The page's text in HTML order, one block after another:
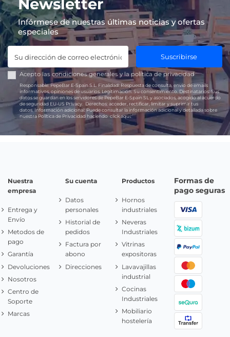
Newsletter
Infórmese de nuestras últimas noticias y ofertas
especiales
Suscribirse
Acepto las condiciones generales y lapolítica de privacidad
Responsable:PepeBar E-Spain S.L. Finalidad: Respuesta de consulta, envío de emails
informativos, opiniones de usuarios. Legitimación: Su consentimiento. Destinatarios: Sus
datos se guardan en los servidores de PepeBar E-Spain SL y asociados, acogido al acuerdo
de seguridad EU-US Privacy.
Derechos: acceder, rectificar, limitar y suprimir tus
datos. Información adicional:Puede consultar la información adicional y detallada sobre
nuestra Política de Privacidad haciendoclick aquí.
Nuestra
empresa
Entrega y
Envío
Metodos de
pago
Garantía
Devoluciones
Nosotros
Centro de
Soporte
Marcas
Su cuenta
Datos
personales
Historial de
pedidos
Factura por
abono
Direcciones
Productos
Hornos
industriales
Neveras
Industriales
Vitrinas
expositoras
Lavavajillas
industrial
Cocinas
Industriales
Mobiliario
hostelería
Formas de
pago seguras